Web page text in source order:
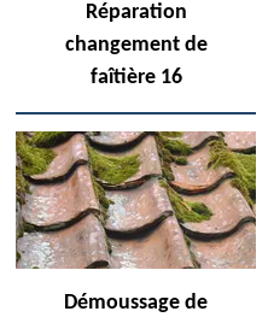
Réparation
changement de
faîtière 16
Démoussage de